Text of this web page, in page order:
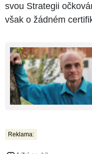
svou Strategii
však o žádném
Reklama: